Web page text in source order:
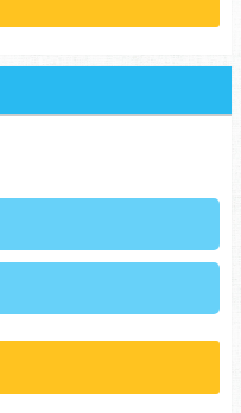
キー攻め
受け
マンス